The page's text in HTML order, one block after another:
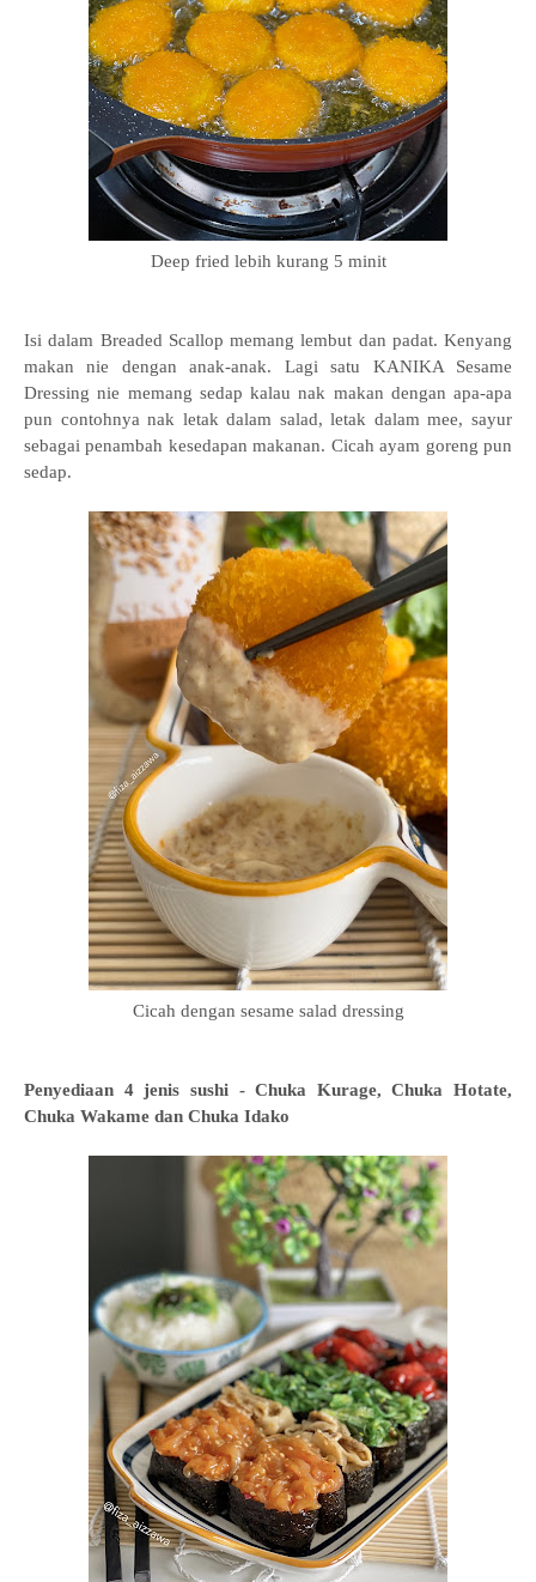
Deep fried lebih kurang 5 minit
Isi dalam Breaded Scallop memang lembut dan padat. Kenyang
makan nie dengan anak-anak. Lagi satu KANIKA Sesame
Dressing nie memang sedap kalau nak makan dengan apa-apa
pun contohnya nak letak dalam salad, letak dalam mee, sayur
sebagai penambah kesedapan makanan. Cicah ayam goreng pun
sedap.
Cicah dengan sesame salad dressing
Penyediaan 4 jenis sushi - Chuka Kurage, Chuka Hotate,
Chuka Wakame dan Chuka Idako